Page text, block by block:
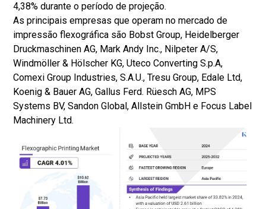
4,38% durante o período de projeção.
As principais empresas que operam no mercado de
impressão flexográfica são Bobst Group, Heidelberger
Druckmaschinen AG, Mark Andy Inc., Nilpeter A/S,
Windmöller & Hölscher KG, Uteco Converting S.p.A,
Comexi Group Industries, S.A.U., Tresu Group, Edale Ltd,
Koenig & Bauer AG, Gallus Ferd. Rüesch AG, MPS
Systems BV, Sandon Global, Allstein GmbH e Focus Label
Machinery Ltd.